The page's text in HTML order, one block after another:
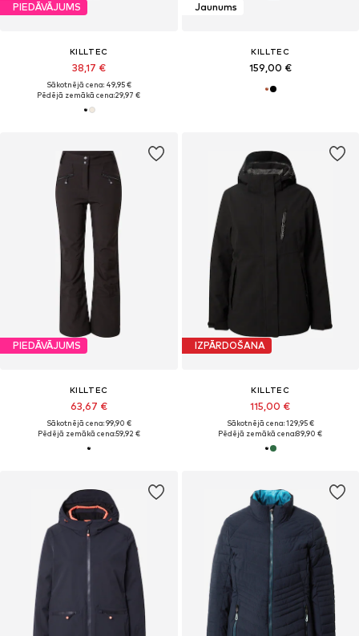
PIEDĀVĀJUMS
KILLTEC
38,17 €
Sākotnējā cena: 49,95 €
Pēdējā zemākā cena:29,97 €
Jaunums
KILLTEC
159,00 €
PIEDĀVĀJUMS
KILLTEC
63,67 €
Sākotnējā cena: 99,90 €
Pēdējā zemākā cena:59,92 €
IZPĀRDOŠANA
KILLTEC
115,00 €
Sākotnējā cena: 129,95 €
Pēdējā zemākā cena:89,90 €